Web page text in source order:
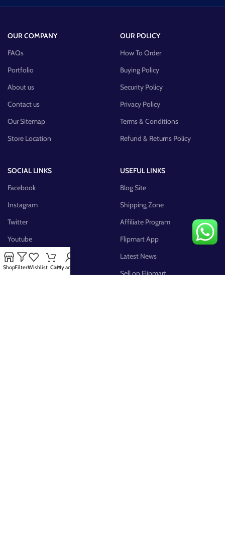
OUR COMPANY
FAQs
Portfolio
About us
Contact us
Our Sitemap
Store Location
OUR POLICY
How To Order
Buying Policy
Security Policy
Privacy Policy
Terms & Conditions
Refund & Returns Policy
SOCIAL LINKS
Facebook
Instagram
Twitter
Youtube
Pinterest
FB Group
USEFUL LINKS
Blog Site
Shipping Zone
Affiliate Program
Flipmart App
Latest News
Sell on Flipmart
ShopFiltersWishlist CartMy account